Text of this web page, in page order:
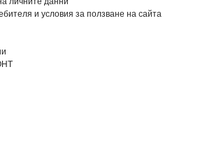
и условия за ползване на сайта